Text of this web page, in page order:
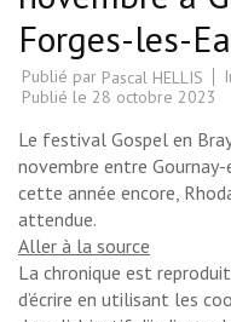
Forges-les-
Publié par Pascal HELLIS
Publié le 28 octobre 2023
Le festival Gospel en
novembre entre
cette année encore,
attendue.
Aller à la source
La chronique est
d’écrire en utilisant les